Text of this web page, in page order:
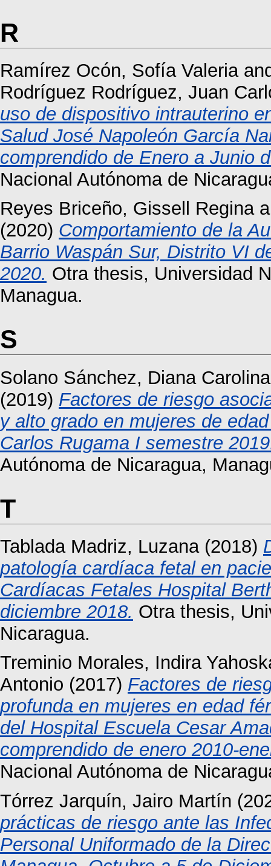
R
Ramírez Ocón, Sofía Valeria
Rodríguez Rodríguez, Juan
uso de dispositivo intrauterino
Salud José Napoleón García
comprendido de Enero a Junio
Nacional Autónoma de
Reyes Briceño, Gissell Regina
(2020) Comportamiento de la
Barrio Waspán Sur, Distrito VI
2020. Otra thesis, Universidad
Managua.
S
Solano Sánchez, Diana Carolina
(2019) Factores de riesgo
y alto grado en mujeres de
Carlos Rugama I semestre
Autónoma de Nicaragua,
T
Tablada Madriz, Luzana(2018)
patología cardíaca fetal en
Cardíacas Fetales Hospital
diciembre 2018. Otra thesis,
Nicaragua.
Treminio Morales, Indira
Antonio (2017) Factores de
profunda en mujeres en edad
del Hospital Escuela Cesar
comprendido de enero 2010-
Nacional Autónoma de
Tórrez Jarquín, Jairo Martín
prácticas de riesgo ante las
Personal Uniformado de la